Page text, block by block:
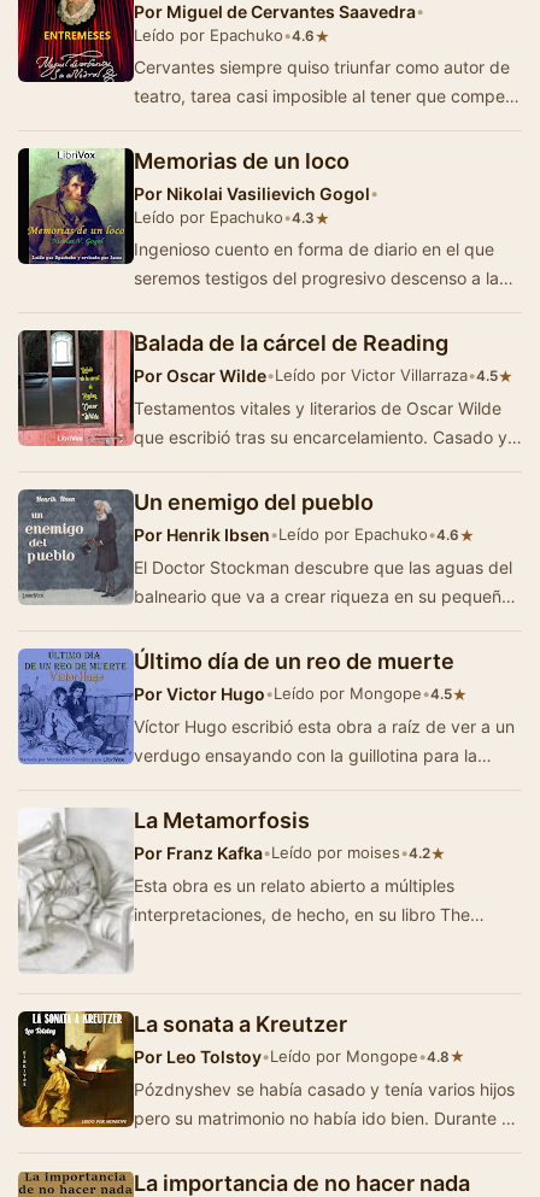
Por Miguel de Cervantes Saavedra•
Leído por Epachuko•4.6★
Cervantes siempre quiso triunfar como autor de
teatro, tarea casi imposible al tener que competir
Memorias de un loco
Por Nikolai Vasilievich Gogol•
Leído por Epachuko•4.3★
Ingenioso cuento en forma de diario en el que
seremos testigos del progresivo descenso a la
Balada de la cárcel de Reading
PorOscar Wilde•Leído por Victor Villarraza•4.5★
Testamentos vitales y literarios de Oscar Wilde
que escribió tras su encarcelamiento. Casado y
Un enemigo del pueblo
Por Henrik Ibsen•Leído por Epachuko•4.6★
El Doctor Stockman descubre que las aguas del
balneario que va a crear riqueza en su pequeño
Último día de un reo de muerte
PorVictor Hugo•Leído por Mongope•4.5★
Víctor Hugo escribió esta obra a raíz de ver a un
verdugo ensayando con la guillotina para la
La Metamorfosis
Por Franz Kafka•Leído por moises•4.2★
Esta obra es un relato abierto a múltiples
interpretaciones, de hecho, en su libro The
La sonata a Kreutzer
Por Leo Tolstoy•Leído por Mongope•4.8★
Pózdnyshev se había casado y tenía varios hijos
pero su matrimonio no había ido bien. Durante un
La importancia de no hacer nada